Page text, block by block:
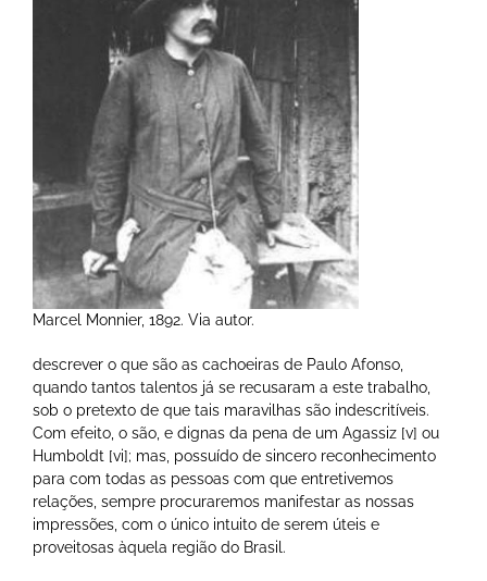
Marcel Monnier, 1892. Via autor.
descrever o que são as cachoeiras de Paulo Afonso,
quando tantos talentos já se recusaram a este trabalho,
sob o pretexto de que tais maravilhas são indescritíveis.
Com efeito, o são, e dignas da pena de um Agassiz [v] ou
Humboldt [vi]; mas, possuído de sincero reconhecimento
para com todas as pessoas com que entretivemos
relações, sempre procuraremos manifestar as nossas
impressões, com o único intuito de serem úteis e
proveitosas àquela região do Brasil.